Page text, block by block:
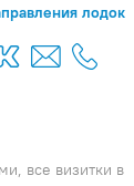
лодок
все визитки в